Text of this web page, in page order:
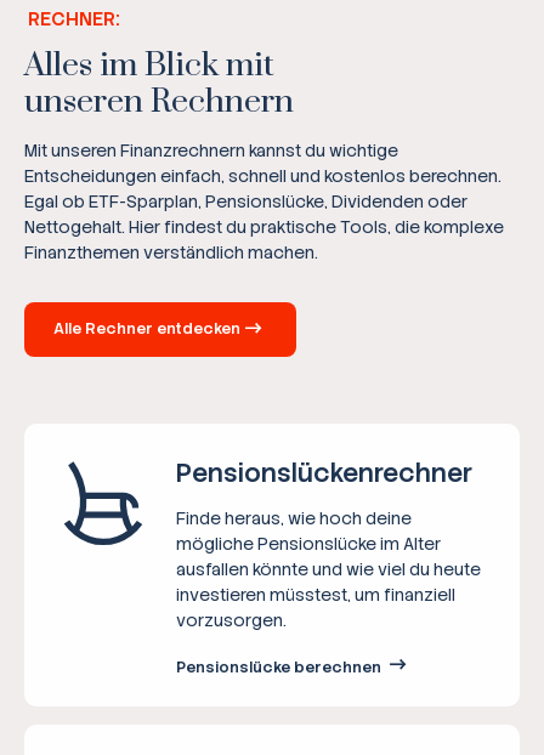
RECHNER:
Alles im Blick mit
unseren Rechnern
Mit unseren Finanzrechnern kannst du wichtige
Entscheidungen einfach, schnell und kostenlos berechnen.
Egal ob ETF-Sparplan, Pensionslücke, Dividenden oder
Nettogehalt. Hier findest du praktische Tools, die komplexe
Finanzthemen verständlich machen.
Alle Rechner entdecken
Pensions­lücken­rechner
Finde heraus, wie hoch deine
mögliche Pensionslücke im Alter
ausfallen könnte und wie viel du heute
investieren müsstest, um finanziell
vorzusorgen.
Pensionslücke berechnen